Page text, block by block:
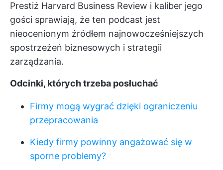
Prestiż Harvard Business Review i kaliber jego
gości sprawiają, że ten podcast jest
nieocenionym źródłem najnowocześniejszych
spostrzeżeń biznesowych i strategii
zarządzania.
Odcinki, których trzeba posłuchać
Firmy mogą wygrać dzięki ograniczeniu
przepracowania
Kiedy firmy powinny angażować się w
sporne problemy?